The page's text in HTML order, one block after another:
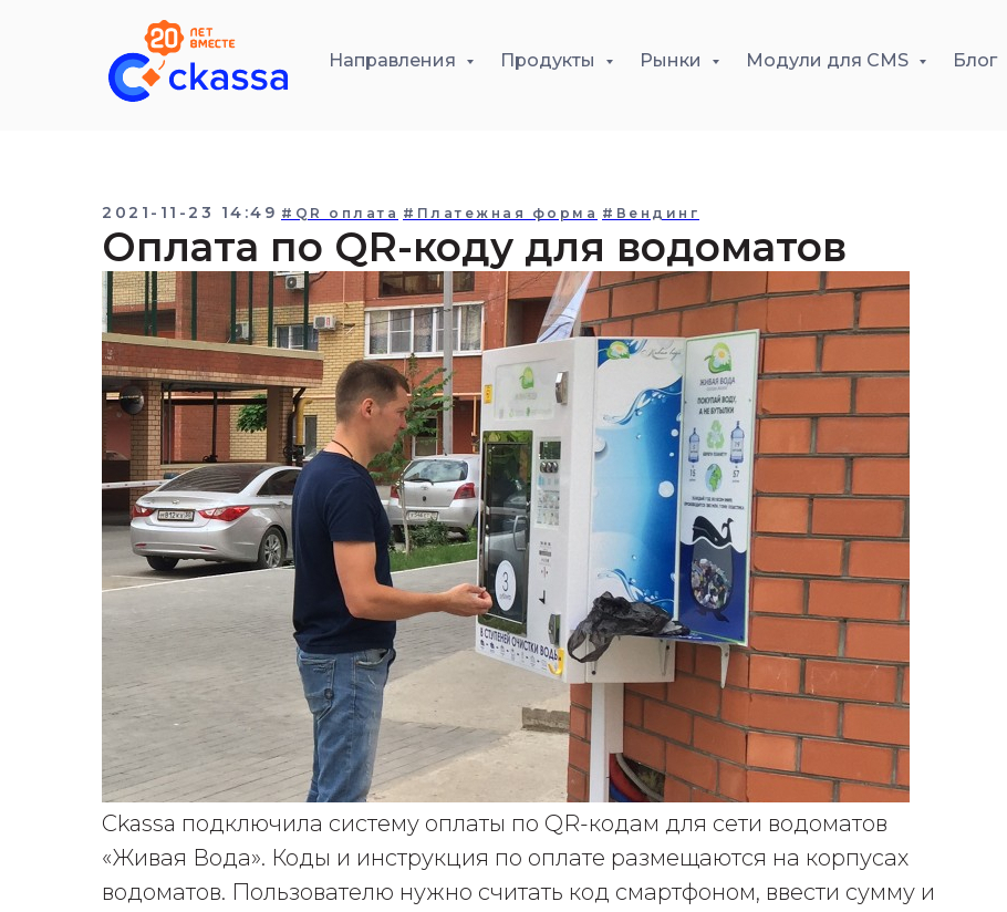
Направления Продукты Рынки Модули для CMS Блог
2021-11-23 14:49 #QR оплата #Платежная форма #Вендинг
Оплата по QR-коду для водоматов
Ckassa подключила систему оплаты по QR-кодам для сети водоматов
«Живая Вода». Коды и инструкция по оплате размещаются на корпусах
водоматов. Пользователю нужно считать код смартфоном, ввести сумму и